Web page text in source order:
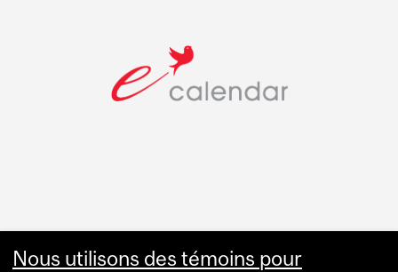
Faculty Links
Nous utilisons des témoins pour